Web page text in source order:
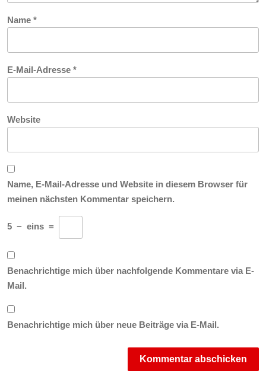
Name *
E-Mail-Adresse *
Website
Name, E-Mail-Adresse und Website in diesem Browser für
meinen nächsten Kommentar speichern.
5 − eins =
Benachrichtige mich über nachfolgende Kommentare via E-
Mail.
Benachrichtige mich über neue Beiträge via E-Mail.